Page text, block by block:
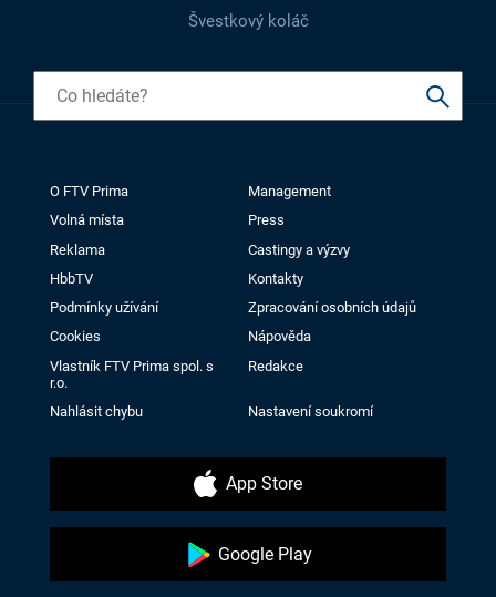
Švestkový koláč
O FTV Prima
Management
Volná místa
Press
Reklama
Castingy a výzvy
HbbTV
Kontakty
Podmínky užívání
Zpracování osobních údajů
Cookies
Nápověda
Vlastník FTV Prima spol. s
r.o.
Redakce
Nahlásit chybu Nastavení soukromí
App Store
Google Play